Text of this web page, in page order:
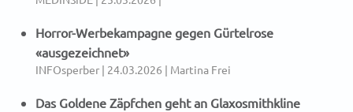
Horror-Werbekampagne gegen Gürtelrose
«ausgezeichnet»
INFOsperber | 24.03.2026 | Martina Frei
Das Goldene Zäpfchen geht an Glaxosmithkline